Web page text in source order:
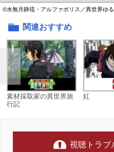
©水無月静琉・アルファポリス／異世界ゆ
関連おすすめ
素材採取家の異世界旅
行記
紅
視聴トラブ